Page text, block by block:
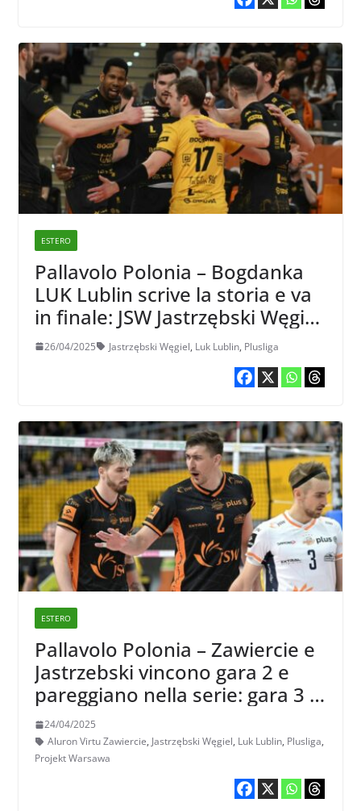
ESTERO
Pallavolo Polonia – Bogdanka
LUK Lublin scrive la storia e va
in finale: JSW Jastrzębski Węgiel
eliminato dalla PlusLiga
26/04/2025 Jastrzębski Węgiel, Luk Lublin, Plusliga
ESTERO
Pallavolo Polonia – Zawiercie e
Jastrzebski vincono gara 2 e
pareggiano nella serie: gara 3 il
26 aprile
24/04/2025
Aluron Virtu Zawiercie, Jastrzębski Węgiel, Luk Lublin, Plusliga,
Projekt Warsawa